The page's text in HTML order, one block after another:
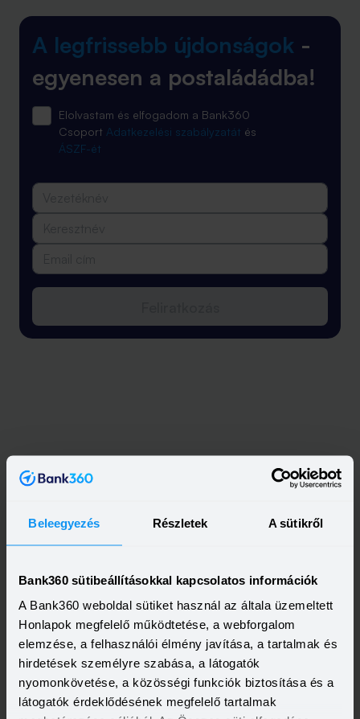
Beleegyezés Részletek A sütikről
Bank360 sütibeállításokkal kapcsolatos információk
A Bank360 weboldal sütiket használ az általa üzemeltett
Honlapok megfelelő működtetése, a webforgalom
elemzése, a felhasználói élmény javítása, a tartalmak és
hirdetések személyre szabása, a látogatók
nyomonkövetése, a közösségi funkciók biztosítása és a
látogatók érdeklődésének megfelelő tartalmak
A legfrissebb újdonságok -
egyenesen a postaládádba!
Elolvastam és elfogadom a Bank360
Csoport Adatkezelési szabályzatát és
ÁSZF-ét